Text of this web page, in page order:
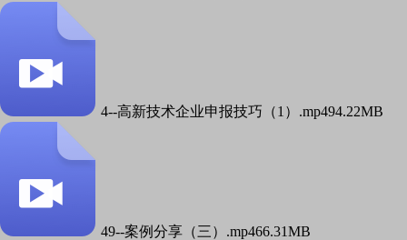
4--高新技术企业申报技巧（1）.mp494.22MB
49--案例分享（三）.mp466.31MB